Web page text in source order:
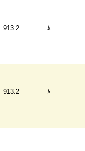
913.2 ﾑ
913.2 ﾑ